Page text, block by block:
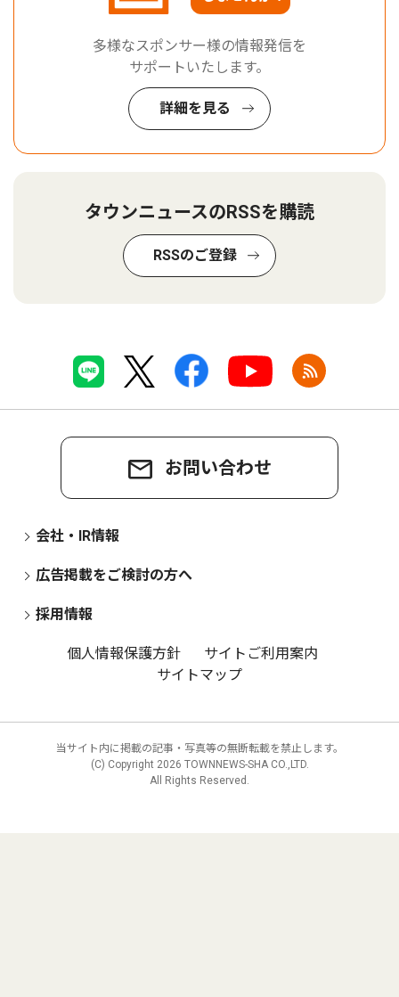
多様なスポンサー様の情報発信を
サポートいたします。
詳細を見る
タウンニュースのRSSを購読
RSSのご登録
お問い合わせ
会社・IR情報
広告掲載をご検討の方へ
採用情報
個人情報保護方針
サイトご利用案内
サイトマップ
当サイト内に掲載の記事・写真等の無断転載を禁止します。
(C) Copyright 2026 TOWNNEWS-SHA CO.,LTD.
All Rights Reserved.